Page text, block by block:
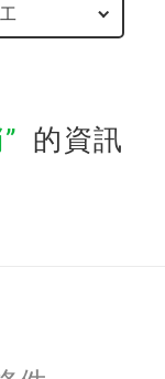
的資訊